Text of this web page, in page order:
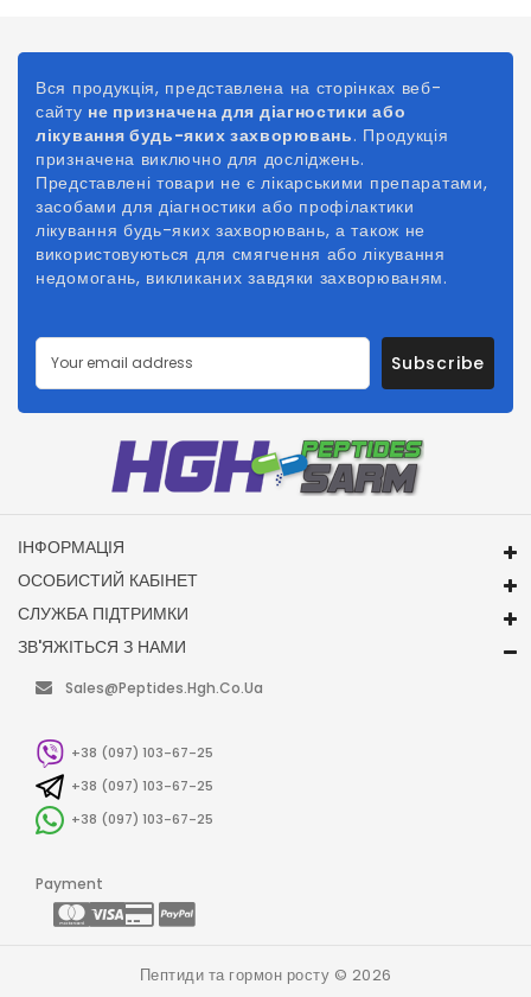
Вся продукція, представлена на сторінках веб-
сайту не призначена для діагностики або
лікування будь-яких захворювань. Продукція
призначена виключно для досліджень.
Представлені товари не є лікарськими препаратами,
засобами для діагностики або профілактики
лікування будь-яких захворювань, а також не
використовуються для смягчення або лікування
недомогань, викликанихзавдяки захворюваням.
Subscribe
ІНФОРМАЦІЯ
ОСОБИСТИЙ КАБІНЕТ
СЛУЖБА ПІДТРИМКИ
ЗВ'ЯЖІТЬСЯ З НАМИ
Sales@peptides.hgh.co.ua
+38 (097) 103-67-25
+38 (097) 103-67-25
+38 (097) 103-67-25
Payment
Пептиди та гормон росту © 2026